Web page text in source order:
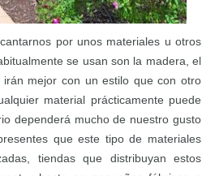
por unos materiales u otros
se usan son la madera, el
mejor con un estilo que con otro
material prácticamente puede
dependerá mucho de nuestro gusto
que este tipo de materiales
tiendas que distribuyan estos